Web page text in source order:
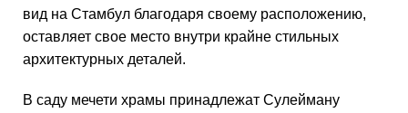
вид на Стамбул благодаря своему расположению,
оставляет свое место внутри крайне стильных
архитектурных деталей.
В саду мечети храмы принадлежат Сулейману